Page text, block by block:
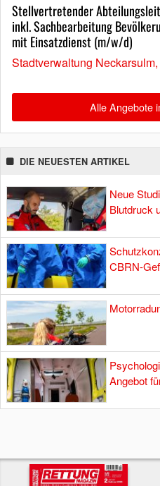
Stellvertretender
inkl. Sachbearbeitung
mit Einsatzdienst (m/w/d)
Stadtverwaltung
Alle Angebote
DIE NEUESTEN ARTIKEL
Neue
Blutdruck
CBRN-
Angebot